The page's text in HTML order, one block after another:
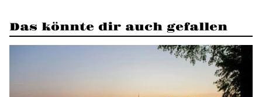
Das könnte dir auch gefallen